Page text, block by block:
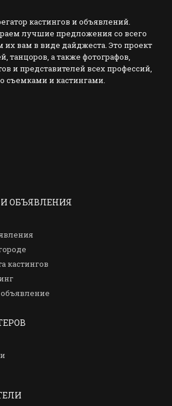
кастингов и объявлений.
лучшие предложения со всего
их вам в виде дайджеста. Это проект
танцоров, а также фотографов,
и представителей всех профессий,
съемками и кастингами.
ОБЪЯВЛЕНИЯ
кастингов